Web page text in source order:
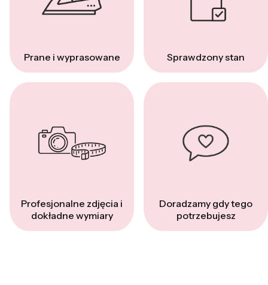
Prane i wyprasowane Sprawdzony stan
Profesjonalne zdjęcia i
dokładne wymiary
Doradzamy gdy tego
potrzebujesz